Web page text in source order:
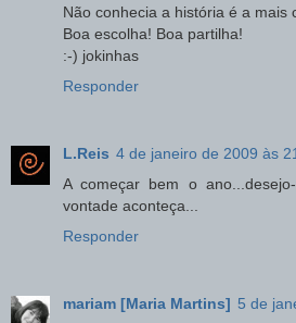
Não conhecia a história é a mais
Boa escolha! Boa partilha!
:-) jokinhas
Responder
L.Reis 4 de janeiro de 2009 às
A começar bem o
vontade aconteça...
Responder
mariam [Maria Martins] 5 de